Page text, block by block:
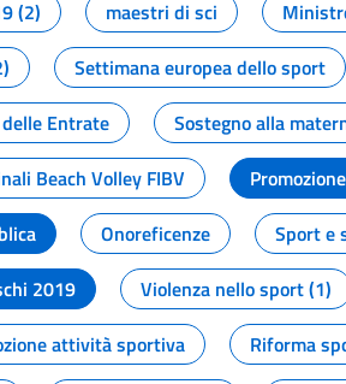
(2) maestri di sci
Settimana europea dello sport
Entrate
Sostegno alla
Beach Volley FIBV
Onoreficenze
Sport e
2019
Violenza nello sport (1)
attività sportiva
Riforma